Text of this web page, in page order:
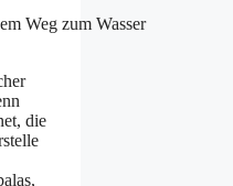
Weg zum Wasser
die